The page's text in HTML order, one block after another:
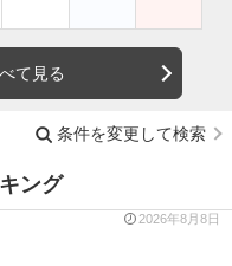
て見る
条件を変更して検索
ング
2026年8月8日